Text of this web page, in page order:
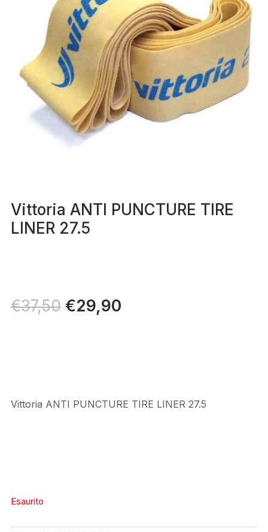
Vittoria ANTI PUNCTURE TIRE
LINER 27.5
€37,50 Il
prezzo
€29,90Il
Vittoria ANTI PUNCTURE TIRE LINER 27.5
Esaurito